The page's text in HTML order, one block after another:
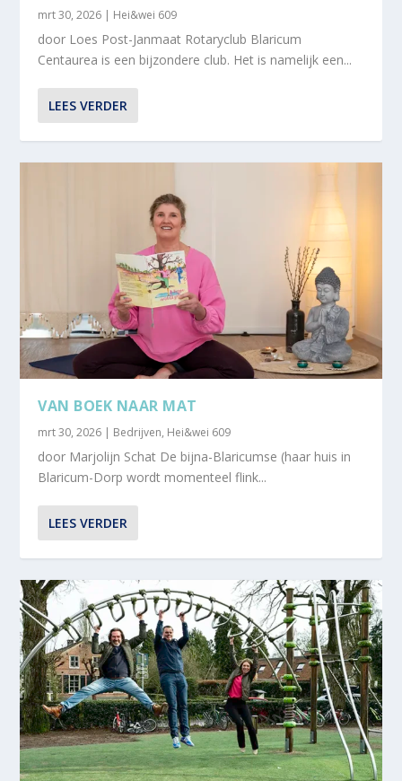
mrt 30, 2026 | Hei&wei 609
door Loes Post-Janmaat Rotaryclub Blaricum
Centaurea is een bijzondere club. Het is namelijk een...
LEES VERDER
VAN BOEK NAAR MAT
mrt 30, 2026 | Bedrijven, Hei&wei 609
door Marjolijn Schat De bijna-Blaricumse (haar huis in
Blaricum-Dorp wordt momenteel flink...
LEES VERDER